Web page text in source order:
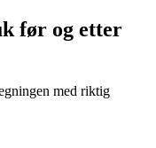
før og etter
med riktig